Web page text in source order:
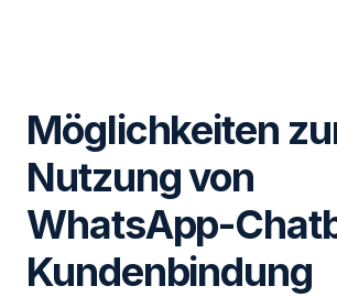
Möglichkeiten
Nutzung von
WhatsApp-
Kundenbindung